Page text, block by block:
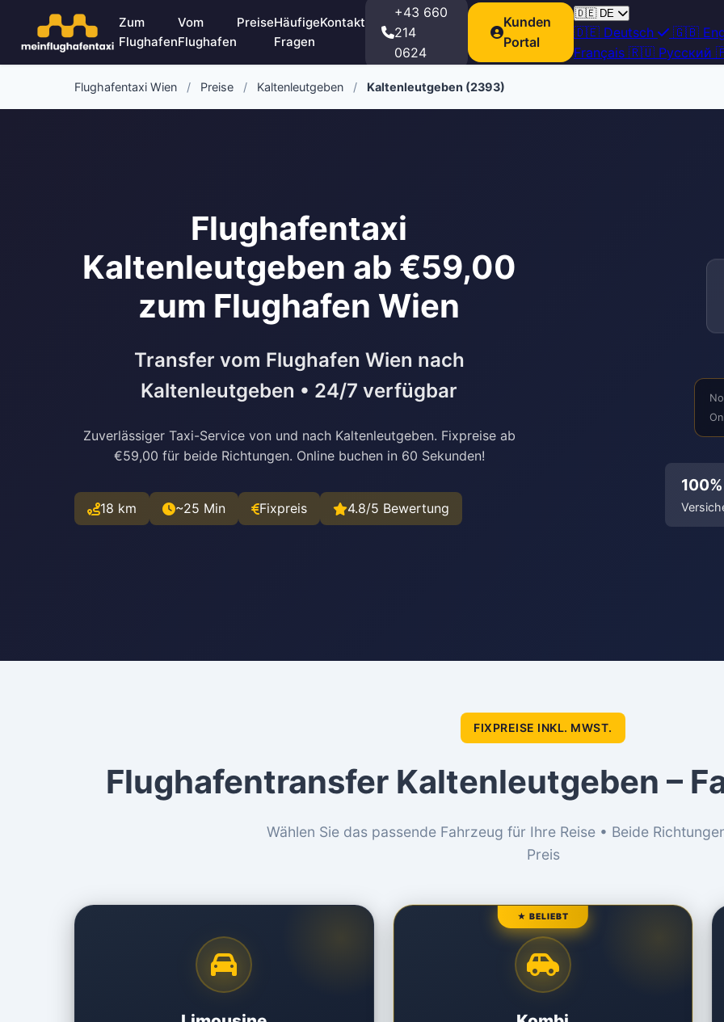
Zum
Flughafen
Vom
Flughafen
PreiseHäufige
Fragen
Kontakt
+43 660
214
0624
Kunden
Portal
🇩🇪 DE
🇩🇪 Deutsch 🇬🇧
Français 🇷🇺 Русский
Flughafentaxi Wien / Preise / Kaltenleutgeben / Kaltenleutgeben (2393)
Flughafentaxi
Kaltenleutgeben ab €59,00
zum Flughafen Wien
Transfer vom Flughafen Wien nach
Kaltenleutgeben • 24/7 verfügbar
Zuverlässiger Taxi-Service von und nach Kaltenleutgeben. Fixpreise ab
€59,00 für beide Richtungen. Online buchen in 60 Sekunden!
18 km ~25 Min Fixpreis 4.8/5 Bewertung
100%
FIXPREISE INKL. MWST.
Flughafentransfer Kaltenleutgeben –
Wählen Sie das passende Fahrzeug für Ihre Reise • Beide
Preis
★ BELIEBT